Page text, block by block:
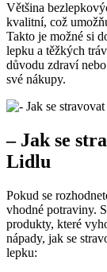
Většina
kvalitní, což
Takto je možné si
lepku a těžkých​
důvodu zdraví
své nákupy.
– Jak⁤ se
Lidlu
Pokud‌ se
vhodné‍ potraviny.⁢
produkty, které
nápady, jak se
lepku: